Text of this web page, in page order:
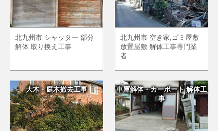
北九州市 シャッター 部分
解体 取り換え工事
北九州市 空き家,ゴミ屋敷
放置屋敷 解体工事専門業
者
大木・庭木撤去工事
車庫解体・カーポート 解体工
事